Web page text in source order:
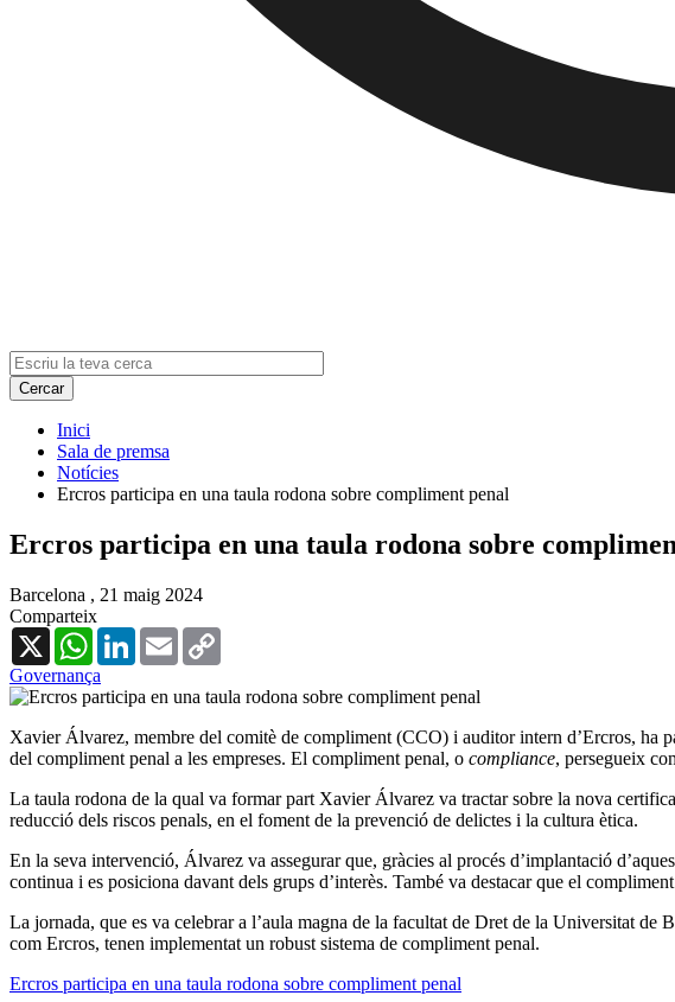
Inici
Sala de premsa
Notícies
Ercros participa en una taula rodona sobre compliment penal
Ercros participa en una taula rodona sobre
Barcelona , 21 maig 2024
Comparteix
X
WhatsAppLinkedInEmail
Governança
Xavier Álvarez, membre del comitè de compliment (CCO) i auditor intern d’Ercros, ha
del compliment penal a les empreses. El compliment penal, o compliance, persegueix
La taula rodona de la qual va formar part Xavier Álvarez va tractar sobre la nova
reducció dels riscos penals, en el foment de la prevenció de delictes i la cultura ètica.
En la seva intervenció, Álvarez va assegurar que, gràcies al procés d’implantació
continua i es posiciona davant dels grups d’interès. També va destacar que el
La jornada, que es va celebrar a l’aula magna de la facultat de Dret de la Universitat de
com Ercros, tenen implementat un robust sistema de compliment penal.
Ercros participa en una taula rodona sobre compliment penal